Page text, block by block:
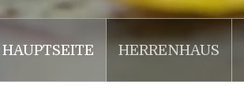
HAUPTSEITE HERRENHAUS